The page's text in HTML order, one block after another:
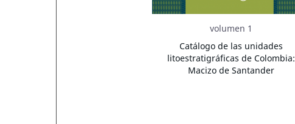
volumen 1
Catálogo de las unidades
litoestratigráficas de Colombia:
Macizo de Santander